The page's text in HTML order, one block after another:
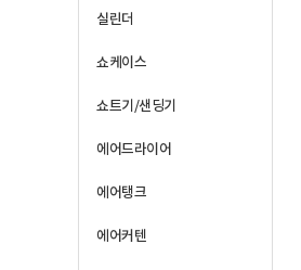
실린더
쇼케이스
쇼트기/샌딩기
에어드라이어
에어탱크
에어커텐